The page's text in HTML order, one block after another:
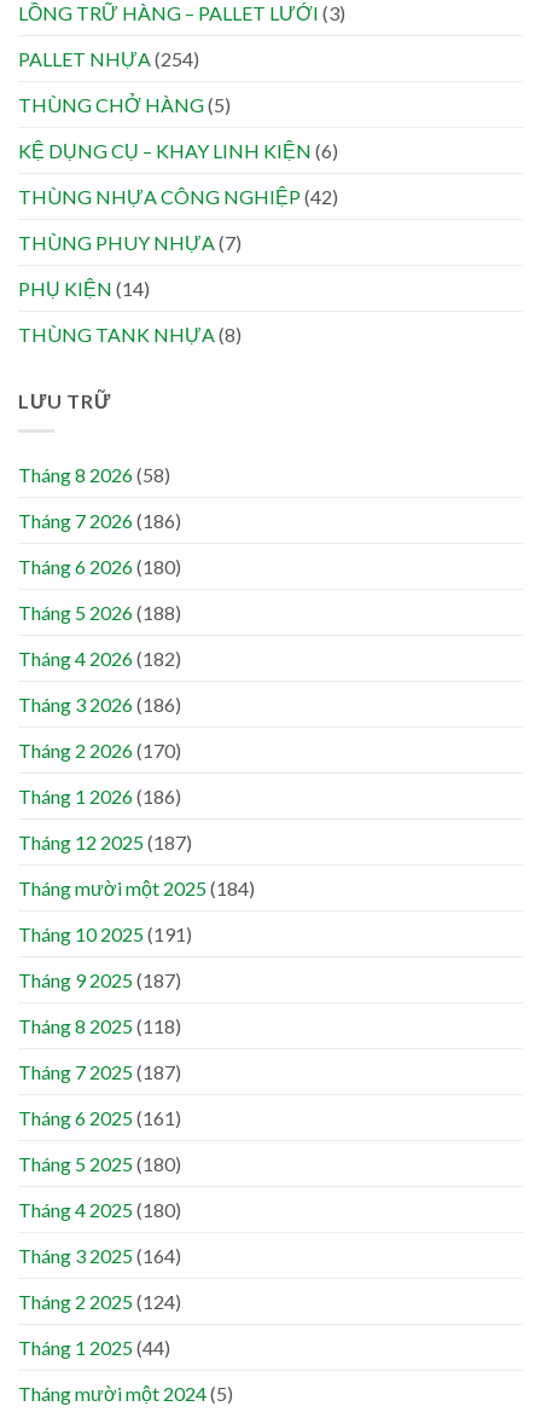
LỒNG TRỮ HÀNG – PALLET LƯỚI (3)
PALLET NHỰA(254)
THÙNG CHỞ HÀNG(5)
KỆ DỤNG CỤ – KHAY LINH KIỆN (6)
THÙNG NHỰA CÔNG NGHIỆP(42)
THÙNG PHUY NHỰA(7)
PHỤ KIỆN (14)
THÙNG TANK NHỰA(8)
LƯU TRỮ
Tháng 8 2026(58)
Tháng 7 2026(186)
Tháng 6 2026(180)
Tháng 5 2026(188)
Tháng 4 2026(182)
Tháng 3 2026(186)
Tháng 2 2026(170)
Tháng 1 2026(186)
Tháng 12 2025(187)
Tháng mười một 2025(184)
Tháng 10 2025(191)
Tháng 9 2025(187)
Tháng 8 2025(118)
Tháng 7 2025(187)
Tháng 6 2025(161)
Tháng 5 2025(180)
Tháng 4 2025(180)
Tháng 3 2025(164)
Tháng 2 2025(124)
Tháng 1 2025(44)
Tháng mười một 2024(5)